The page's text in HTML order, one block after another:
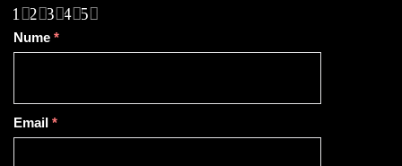
5
4
3
2
1
Nume *
Email *